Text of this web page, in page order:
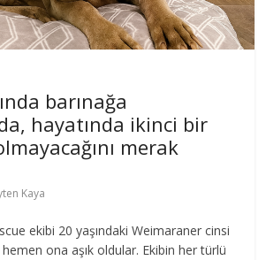
barınağa
hayatında ikinci bir
merak
Kaya
ekibi 20 yaşındaki Weimaraner cinsi
hemen ona aşık oldular. Ekibin her türlü